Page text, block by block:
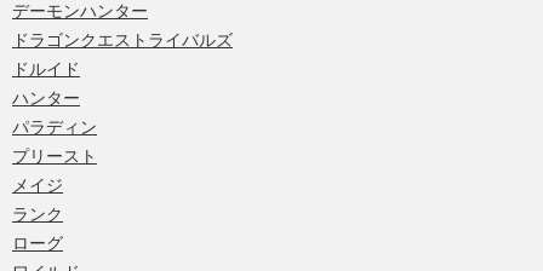
デーモンハンター
ドラゴンクエストライバルズ
ドルイド
ハンター
パラディン
プリースト
メイジ
ランク
ローグ